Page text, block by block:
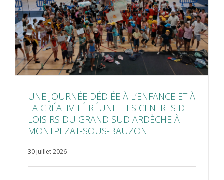
UNE JOURNÉE DÉDIÉE À L’ENFANCE ET À
LA CRÉATIVITÉ RÉUNIT LES CENTRES DE
LOISIRS DU GRAND SUD ARDÈCHE À
MONTPEZAT-SOUS-BAUZON
30 juillet 2026